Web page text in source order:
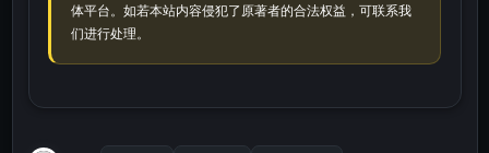
体平台。如若本站内容侵犯了原著者的合法权益，可联系我
们进行处理。